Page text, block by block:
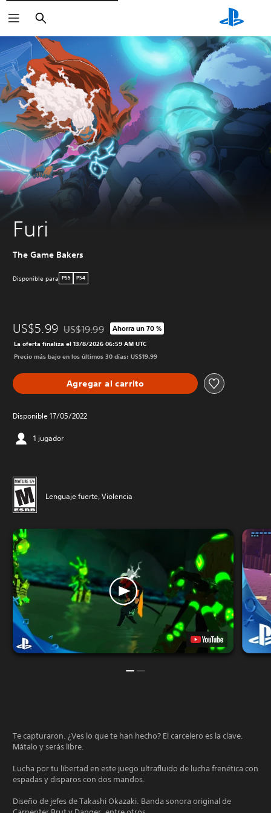
Buscar
Furi
The Game Bakers
Disponible para PS5 PS4
US$5.99 Rebajado del precio original de US$19.99
US$19.99 Ahorra un 70 %
La oferta finaliza el 13/8/2026 06:59 AM UTC
Precio más bajo en los últimos 30 días: US$19.99
Agregar al carrito
Disponible 17/05/2022
1 jugador
Lenguaje fuerte, Violencia
Te capturaron. ¿Ves lo que te han hecho? El carcelero es la clave.
Mátalo y serás libre.
Lucha por tu libertad en este juego ultrafluido de lucha frenética con
espadas y disparos con dos mandos.
Diseño de jefes de Takashi Okazaki. Banda sonora original de